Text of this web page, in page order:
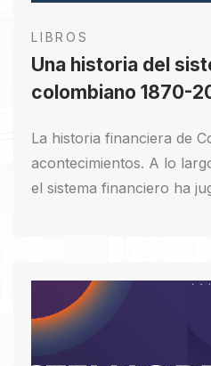
LIBROS
Una historia del
colombiano 1870-
La historia financiera de
acontecimientos. A lo
el sistema financiero ha
Descargar PDF